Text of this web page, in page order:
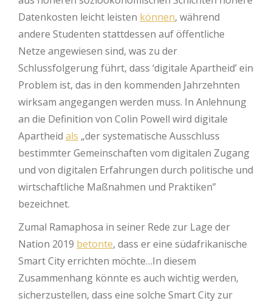
Datenkosten leicht leisten können, während
andere Studenten stattdessen auf öffentliche
Netze angewiesen sind, was zu der
Schlussfolgerung führt, dass ‘digitale Apartheid’ ein
Problem ist, das in den kommenden Jahrzehnten
wirksam angegangen werden muss. In Anlehnung
an die Definition von Colin Powell wird digitale
Apartheid als „der systematische Ausschluss
bestimmter Gemeinschaften vom digitalen Zugang
und von digitalen Erfahrungen durch politische und
wirtschaftliche Maßnahmen und Praktiken”
bezeichnet.
Zumal Ramaphosa in seiner Rede zur Lage der
Nation 2019 betonte, dass er eine südafrikanische
Smart City errichten möchte…In diesem
Zusammenhang könnte es auch wichtig werden,
sicherzustellen, dass eine solche Smart City zur